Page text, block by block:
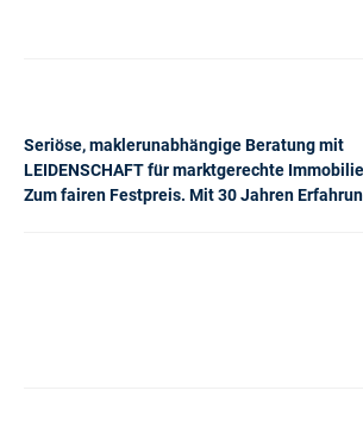
Seriöse, maklerunabhängige Beratung mit
LEIDENSCHAFT für marktgerechte
Zum fairen Festpreis. Mit 30 Jahren